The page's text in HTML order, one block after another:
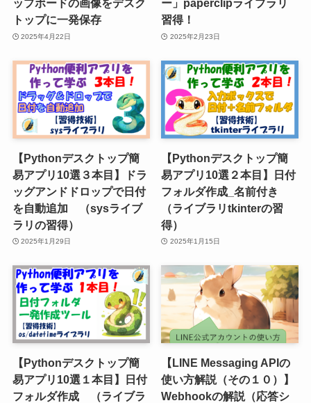
ップボードの画像をデスク
トップに一発保存
2025年4月22日
ー」paperclipライブラリ
習得！
2025年2月23日
【Pythonデスクトップ簡
易アプリ10選３本目】ドラ
ッグアンドドロップで日付
を自動追加 （sysライブ
ラリの習得）
2025年1月29日
【Pythonデスクトップ簡
易アプリ10選２本目】日付
フォルダ作成_名前付き
（ライブラリtkinterの習
得）
2025年1月15日
【Pythonデスクトップ簡
易アプリ10選１本目】日付
フォルダ作成 （ライブラ
【LINE Messaging APIの
使い方解説（その１０）】
Webhookの解説（応答シ